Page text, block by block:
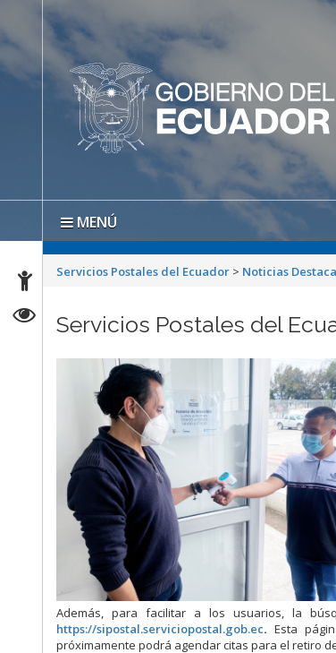
MENÚ
Servicios Postales del Ecuador > Noticias
Servicios Postales del
Además, para facilitar a los usuarios, la
https://sipostal.serviciopostal.gob.ec. Esta
próximamente podrá agendar citas para el retiro